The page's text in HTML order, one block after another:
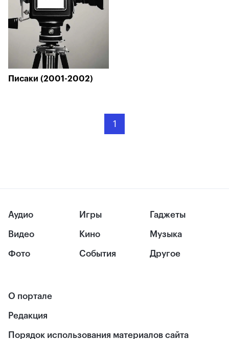
Писаки (2001-2002)
1
Аудио
Видео
Фото
Игры
Кино
События
Гаджеты
Музыка
Другое
О портале
Редакция
Порядок использования материалов сайта